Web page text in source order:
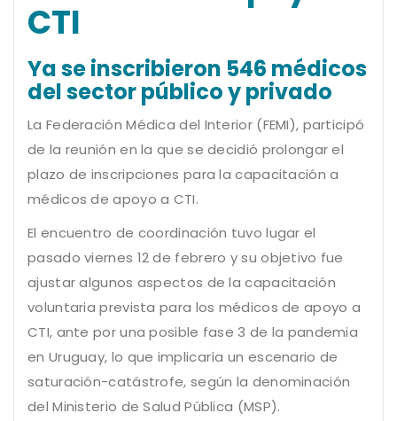
CTI
Ya se inscribieron 546 médicos
del sector público y privado
La Federación Médica del Interior (FEMI), participó
de la reunión en la que se decidió prolongar el
plazo de inscripciones para la capacitación a
médicos de apoyo a CTI.
El encuentro de coordinación tuvo lugar el
pasado viernes 12 de febrero y su objetivo fue
ajustar algunos aspectos de la capacitación
voluntaria prevista para los médicos de apoyo a
CTI, ante por una posible fase 3 de la pandemia
en Uruguay, lo que implicaría un escenario de
saturación-catástrofe, según la denominación
del Ministerio de Salud Pública (MSP).